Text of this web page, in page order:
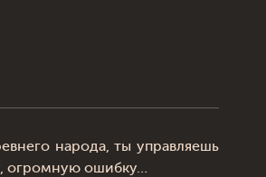
народа, ты управляешь
огромную ошибку…